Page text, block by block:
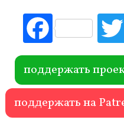
Fac
ebo
ok
поддержать
поддержать на